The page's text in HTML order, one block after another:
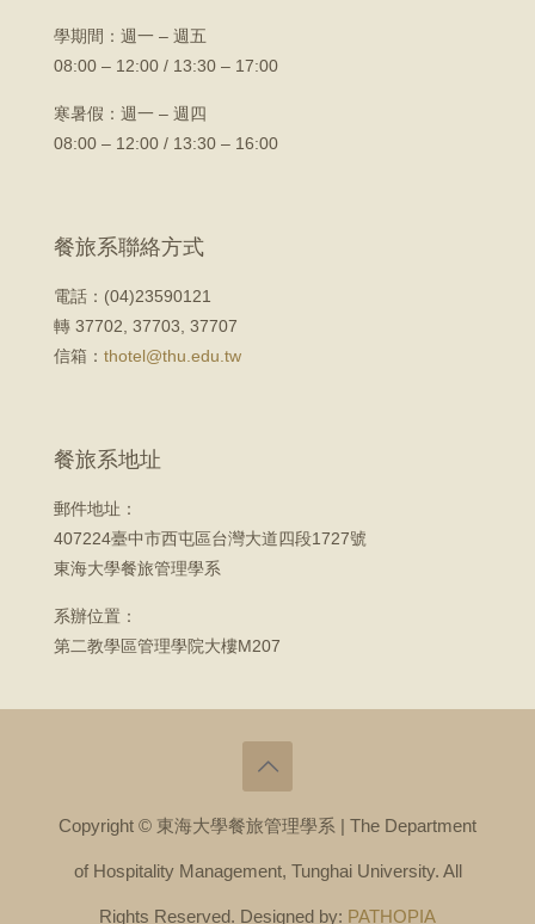
學期間： 週一 – 週五
08:00 – 12:00 / 13:30 – 17:00
寒暑假：週一 – 週四
08:00 – 12:00 / 13:30 – 16:00
餐旅系聯絡方式
電話：(04)23590121
轉 37702, 37703, 37707
信箱： thotel@thu.edu.tw
餐旅系地址
郵件地址：
407224臺中市西屯區台灣大道四段1727號
東海大學餐旅管理學系
系辦位置：
第二教學區管理學院大樓M207
Copyright © 東海大學餐旅管理學系 | The Department
of Hospitality Management, Tunghai University. All
Rights Reserved. Designed by: PATHOPIA